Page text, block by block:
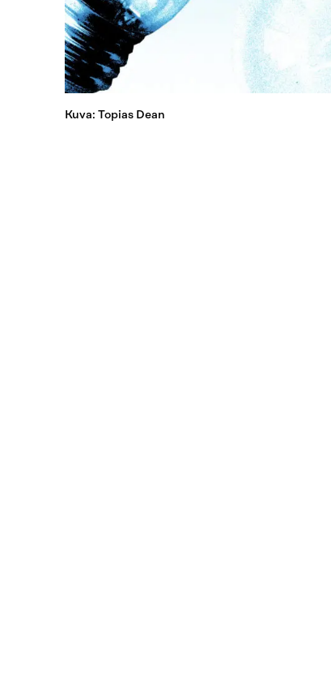
Kuva: Topias Dean